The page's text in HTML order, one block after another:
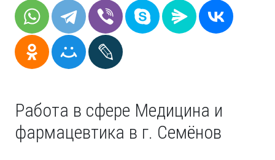
Работа в сфере Медицина и
фармацевтика в г. Семёнов